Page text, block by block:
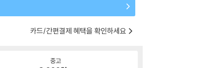
카드/간편결제 혜택을 확인하세요
중고